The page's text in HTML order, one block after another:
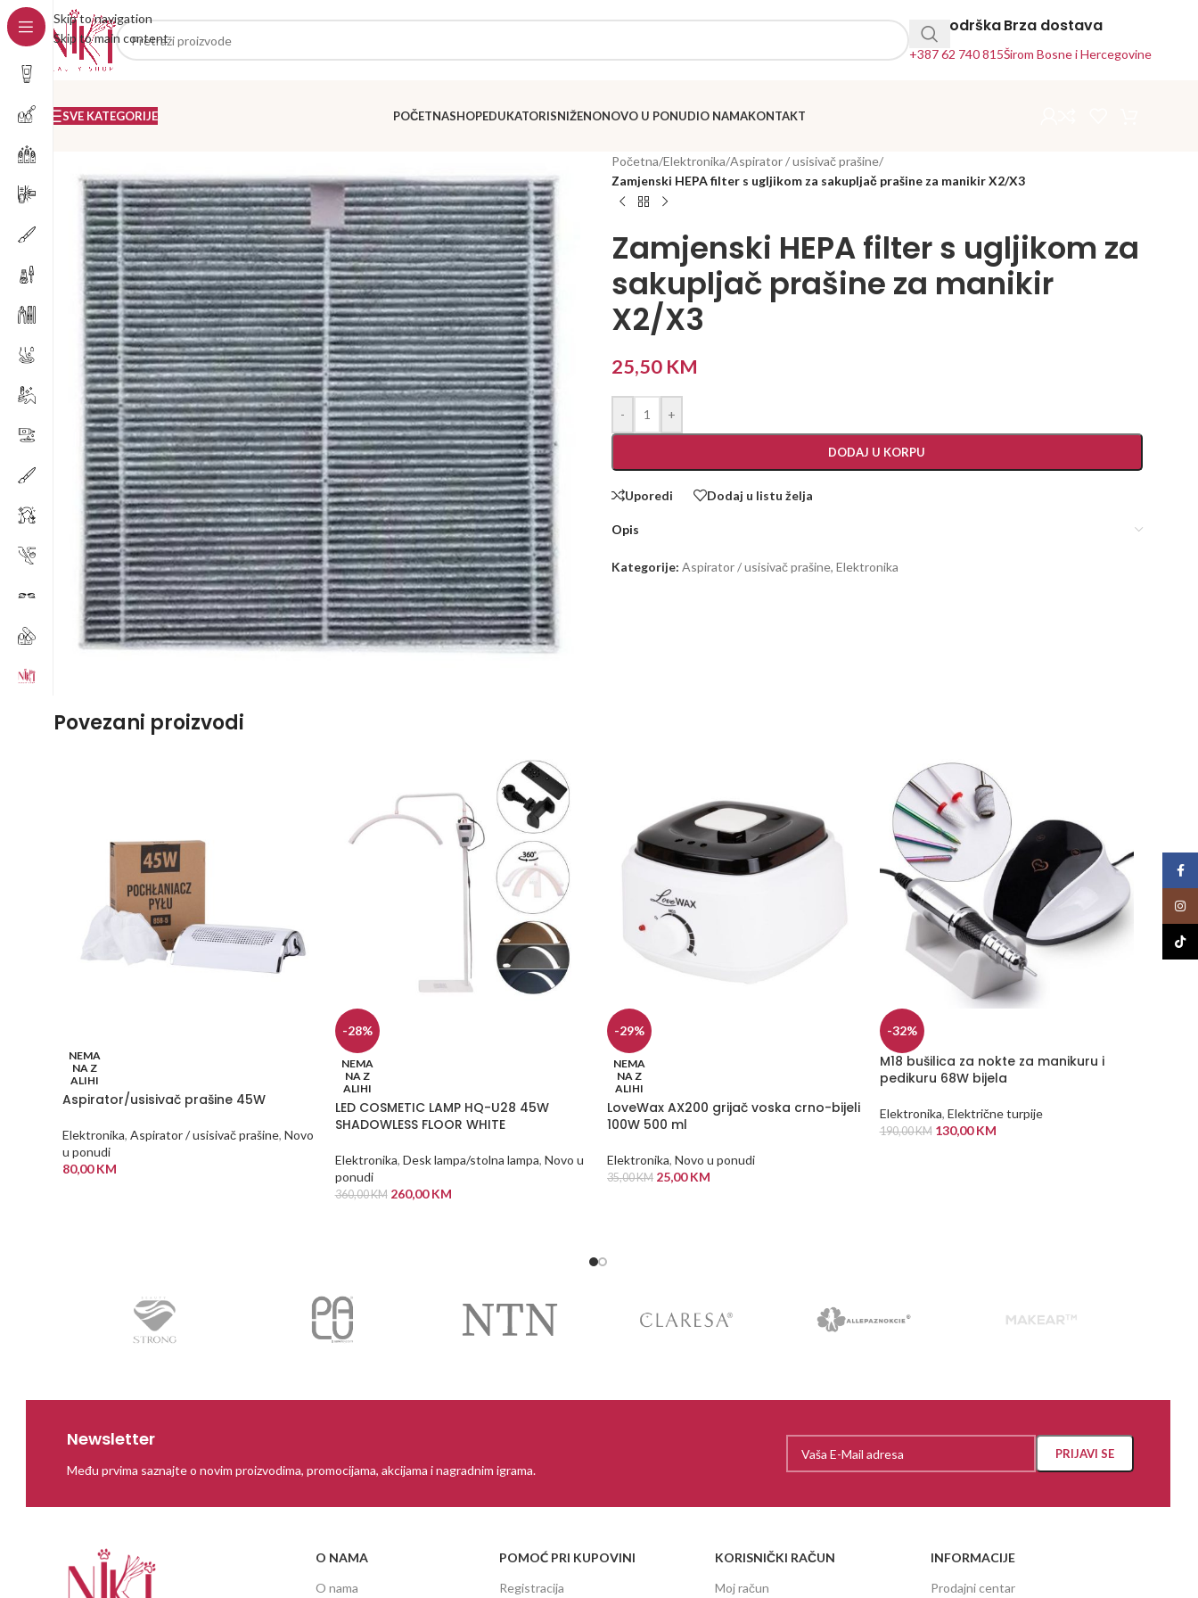
Skip to navigation
Skip to main content
24h Podrška
+387 62 740 815
Brza dostava
Širom Bosne i Hercegovine
SVE KATEGORIJE POČETNASHOPEDUKATORISNIŽENONOVO U PONUDIO NAMAKONTAKT
Početna/Elektronika/Aspirator / usisivač prašine/
Zamjenski HEPA filter s ugljikom za sakupljač prašine za manikir X2/X3
Zamjenski HEPA filter s ugljikom za
sakupljač prašine za manikir
X2/X3
25,50 KM
- +
DODAJ U KORPU
Uporedi Dodaj u listu želja
Opis
Kategorije: Aspirator / usisivač prašine, Elektronika
Povezani proizvodi
NEMA
NA Z
ALIHI
Aspirator/usisivač prašine 45W
Elektronika, Aspirator / usisivač prašine, Novo
u ponudi
80,00KM
-28%
NEMA
NA Z
ALIHI
LED COSMETIC LAMP HQ-U28 45W
SHADOWLESS FLOOR WHITE
Elektronika, Desk lampa/stolna lampa, Novo u
ponudi
360,00KM 260,00KM
-29%
NEMA
NA Z
ALIHI
LoveWax AX200 grijač voska crno-bijeli
100W 500 ml
Elektronika, Novo u ponudi
35,00KM 25,00KM
-32%
M18 bušilica za nokte za manikuru i
pedikuru 68W bijela
Elektronika, Električne turpije
190,00KM 130,00KM
Newsletter
Među prvima saznajte o novim proizvodima, promocijama, akcijama i nagradnim igrama.
O NAMA
O nama
POMOĆ PRI KUPOVINI
Registracija
KORISNIČKI RAČUN
Moj račun
INFORMACIJE
Prodajni centar